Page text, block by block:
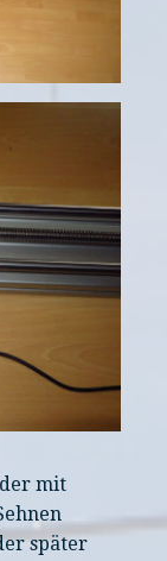
mit
später